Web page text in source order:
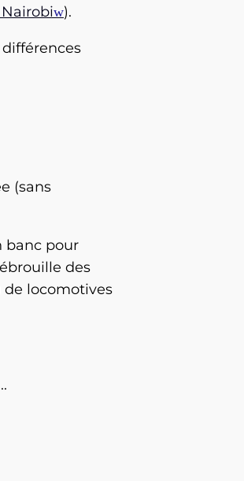
).
(sans
banc pour
des
de locomotives